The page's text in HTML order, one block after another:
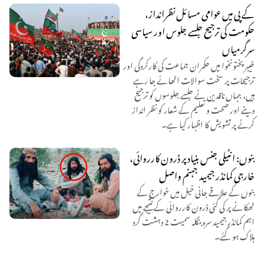
کے پی میں عوامی مسائل نظرانداز،
حکومت کی ترجیح جلسے جلوس اور سیاسی
سرگرمیاں
خیبر پختونخوا میں حکمران جماعت کی کارکردگی اور
ترجیحات پر سخت سوالات اٹھائے جا رہے
ہیں، جہاں ناقدین نے جلسے جلوسوں کو ترجیح
دینے اور صحت و تعلیم کے شعار کو نظر انداز
کرنے پر تشویش کا اظہار کیا ہے۔
بنوں: انٹیلی جنس بنیاد پر ڈرون کارروائی،
خارجی کمانڈر جیمید جہنم واصل
بنوں کے علاقے جانی خیل میں خوارج کے
ٹھکانے پر کی گئی ڈرون کارروائی کے نتیجے میں
اہم کمانڈر جیمید سرہ بنگلہ سمیت 2 دہشت گرد
ہلاک ہو گئے۔